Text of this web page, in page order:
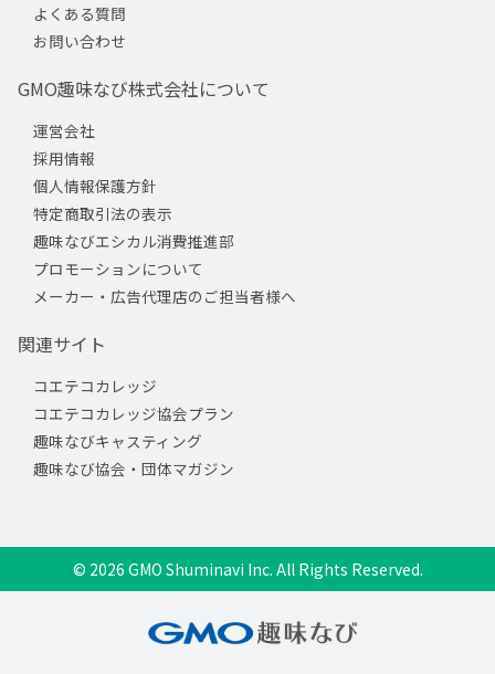
よくある質問
お問い合わせ
GMO趣味なび株式会社について
運営会社
採用情報
個人情報保護方針
特定商取引法の表示
趣味なびエシカル消費推進部
プロモーションについて
メーカー・広告代理店のご担当者様へ
関連サイト
コエテコカレッジ
コエテコカレッジ協会プラン
趣味なびキャスティング
趣味なび協会・団体マガジン
© 2026 GMO Shuminavi Inc. All Rights Reserved.